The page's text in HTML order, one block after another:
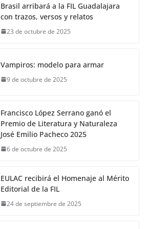
Brasil arribará a la FIL Guadalajara
con trazos, versos y relatos
23 de octubre de 2025
Vampiros: modelo para armar
9 de octubre de 2025
Francisco López Serrano ganó el
Premio de Literatura y Naturaleza
José Emilio Pacheco 2025
6 de octubre de 2025
EULAC recibirá el Homenaje al Mérito
Editorial de la FIL
24 de septiembre de 2025